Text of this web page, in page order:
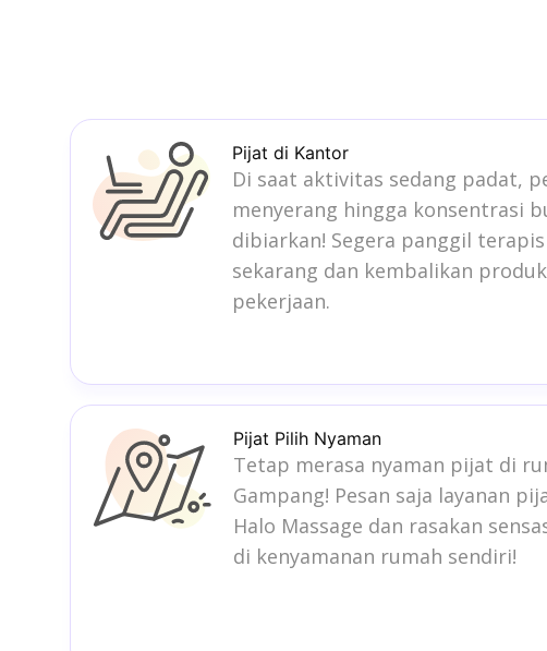
Pijat di Kantor
Di saat aktivitas sedang padat,
menyerang hingga konsentrasi
dibiarkan! Segera panggil
sekarang dan kembalikan
pekerjaan.
Pijat Pilih Nyaman
Tetap merasa nyaman pijat di
Gampang! Pesan saja layanan
Halo Massage dan rasakan
di kenyamanan rumah sendiri!